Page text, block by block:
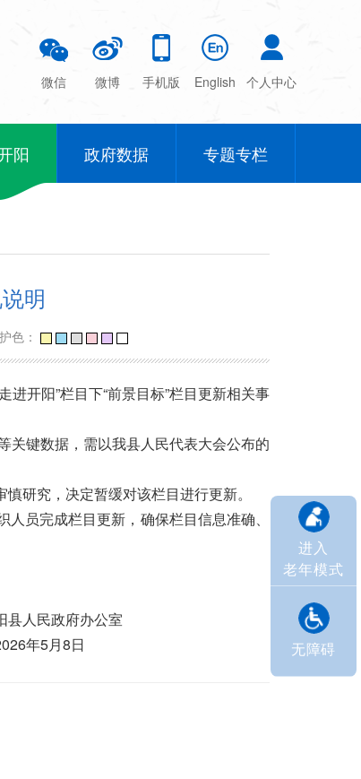
微信 微博 手机版 English 个人中心
阳 政府数据 专题专栏
进入
老年模式
无障碍
明
色：
开阳”栏目下“前景目标”栏目更新相关事
关键数据，需以我县人民代表大会公布的
研究，决定暂缓对该栏目进行更新。
员完成栏目更新，确保栏目信息准确、
室